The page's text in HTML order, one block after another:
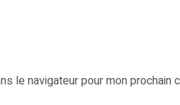
le navigateur pour mon prochain